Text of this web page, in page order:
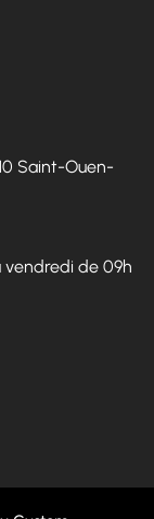
Saint-Ouen-
vendredi de 09h